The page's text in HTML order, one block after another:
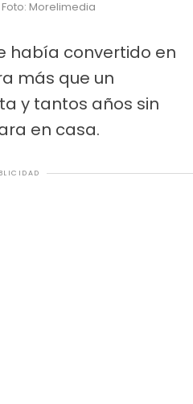
Morelimedia
había convertido en
más que un
y tantos años sin
en casa.